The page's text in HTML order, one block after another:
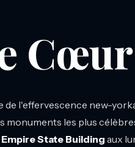
de l'effervescence new-
monuments les plus
Empire State Building aux